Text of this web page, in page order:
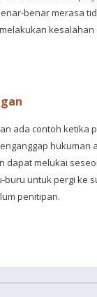
benar merasa
ada contoh ketika
hukuman
dapat melukai
untuk pergi ke
penitipan.